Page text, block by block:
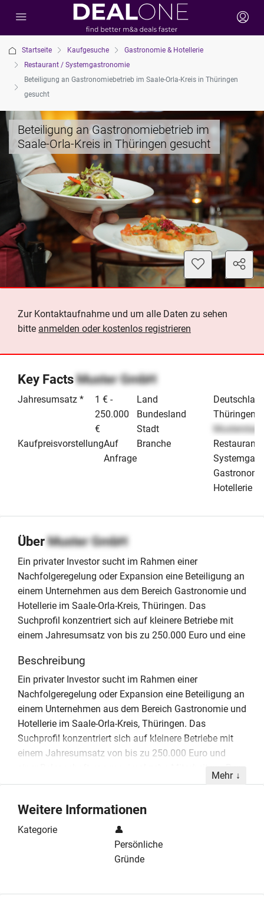
Startseite Kaufgesuche
Gastronomie & Hotellerie
Restaurant / Systemgastronomie
Beteiligung an Gastronomiebetrieb im Saale-Orla-Kreis in Thüringen
gesucht
Beteiligung an Gastronomiebetrieb im
Saale-Orla-Kreis in Thüringen gesucht
Zur Kontaktaufnahme und um alle Daten zu sehen
bitte anmelden oder kostenlos registrieren
Key FactsMuster GmbH
Jahresumsatz *
1 € -
250.000
€
KaufpreisvorstellungAuf
Anfrage
Land
Bundesland
Thüringen
Stadt
Musterstadt
Branche
Restaurant
Hotellerie
ÜberMuster GmbH
Ein privater Investor sucht im Rahmen einer
Nachfolgeregelung oder Expansion eine Beteiligung an
einem Unternehmen aus dem Bereich Gastronomie und
Hotellerie im Saale-Orla-Kreis, Thüringen. Das
Suchprofil konzentriert sich auf kleinere Betriebe mit
einem Jahresumsatz von bis zu 250.000 Euro und eine
Beschreibung
Ein privater Investor sucht im Rahmen einer
Nachfolgeregelung oder Expansion eine Beteiligung an
einem Unternehmen aus dem Bereich Gastronomie und
Hotellerie im Saale-Orla-Kreis, Thüringen. Das
Suchprofil konzentriert sich auf kleinere Betriebe mit
einem Jahresumsatz von bis zu 250.000 Euro und
Fokus liegt dabei auf einer aktiven operativen
Engagement insbesondere fundiertes Fachwissen in
der Produktion von Bier sowie in der Herstellung von
Grillwürsten eingebracht werden kann. Hinsichtlich der
Rechtsform des Zielunternehmens besteht volle
Mehr
Weitere Informationen
Kategorie
👤
Persönliche
Gründe